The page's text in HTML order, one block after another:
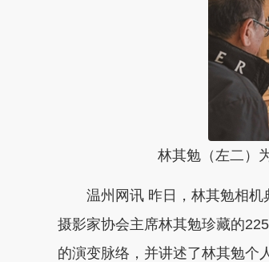
林其勉（左二）为
温州网讯 昨日，林其勉相机
摄影家协会主席林其勉珍藏的
的演变脉络，并讲述了林其勉个